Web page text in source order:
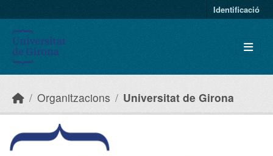
Identificació
Organitzacions Universitat de Girona